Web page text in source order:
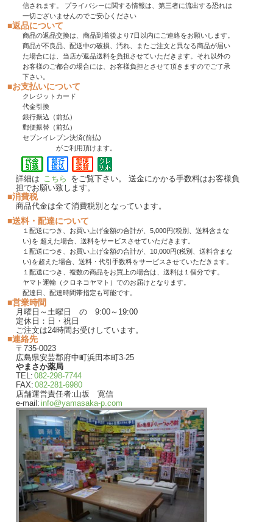
信されます。 プライバシーに関する情報は、第三者に流出する恐れは
一切ございませんのでご安心ください
■返品について
商品の返品交換は、商品到着後より7日以内にご連絡をお願いします。
商品が不良品、配送中の破損、汚れ、またご注文と異なる商品が届い
た場合には、当店が返品送料を負担させていただきます。それ以外の
お客様のご都合の場合には、お客様負担とさせて頂きますのでご了承
下さい。
■お支払いについて
クレジットカード
代金引換
銀行振込（前払）
郵便振替（前払）
セブンイレブン決済(前払)
がご利用頂けます。
詳細は こちら をご覧下さい。 送金にかかる手数料はお客様負
担でお願い致します。
■消費税
商品代金は全て消費税別となっています。
■送料・配達について
１配送につき、お買い上げ金額の合計が、5,000円(税別、送料含まな
い)を 超えた場合、送料をサービスさせていただきます。
１配送につき、お買い上げ金額の合計が、10,000円(税別、送料含まな
い)を超えた場合、送料・代引手数料をサービスさせていただきます。
１配送につき、複数の商品をお買上の場合は、送料は１個分です。
ヤマト運輸（クロネコヤマト）でのお届けとなります。
配達日、配達時間帯指定も可能です。
■営業時間
月曜日～土曜日 の 9:00～19:00
定休日：日・祝日
ご注文は24時間お受けしています。
■連絡先
〒735-0023
広島県安芸郡府中町浜田本町3-25
やまさか薬局
TEL: 082-298-7744
FAX: 082-281-6980
店舗運営責任者:山坂 寛信
e-mail: info@yamasaka-p.com